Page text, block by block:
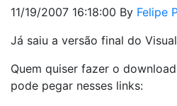
11/19/2007 16:18:00 By Felipe
Já saiu a versão final do
Quem quiser fazer o
pode pegar nesses links: